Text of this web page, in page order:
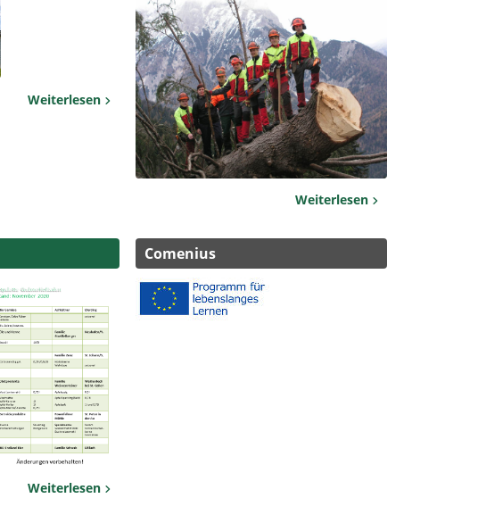
Weiterlesen
Weiterlesen
Weiterlesen
Comenius